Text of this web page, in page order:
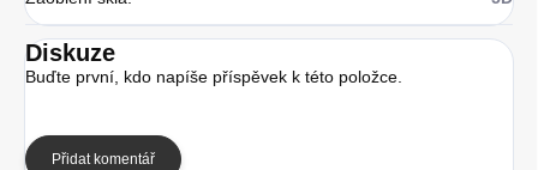
Diskuze
Buďte první, kdo napíše příspěvek k této položce.
Přidat komentář